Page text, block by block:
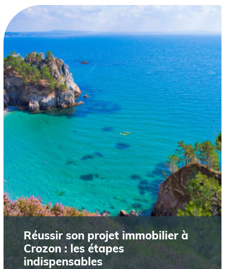
Réussir son projet immobilier à
Crozon : les étapes
indispensables